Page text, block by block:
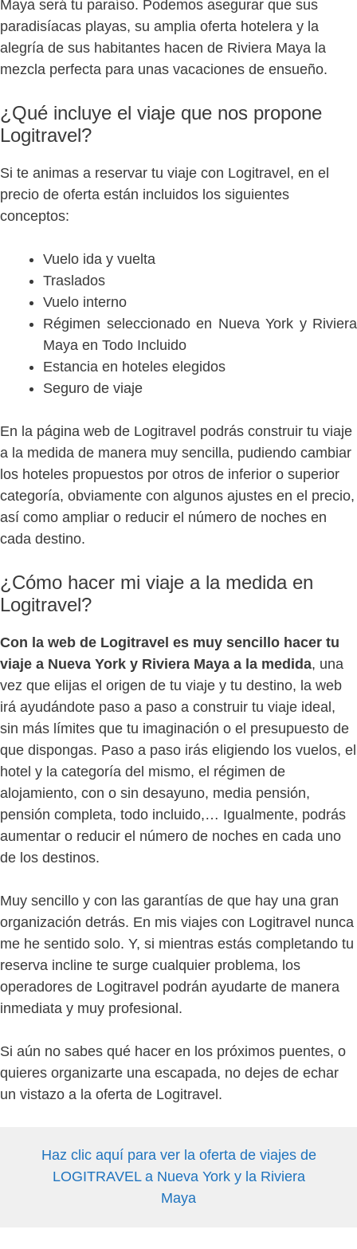
Maya será tu paraíso. Podemos asegurar que sus
paradisíacas playas, su amplia oferta hotelera y la
alegría de sus habitantes hacen de Riviera Maya la
mezcla perfecta para unas vacaciones de ensueño.
¿Qué incluye el viaje que nos propone
Logitravel?
Si te animas a reservar tu viaje con Logitravel, en el
precio de oferta están incluidos los siguientes
conceptos:
Vuelo ida y vuelta
Traslados
Vuelo interno
Régimen seleccionado en Nueva York y Riviera
Maya en Todo Incluido
Estancia en hoteles elegidos
Seguro de viaje
En la página web de Logitravel podrás construir tu viaje
a la medida de manera muy sencilla, pudiendo cambiar
los hoteles propuestos por otros de inferior o superior
categoría, obviamente con algunos ajustes en el precio,
así como ampliar o reducir el número de noches en
cada destino.
¿Cómo hacer mi viaje a la medida en
Logitravel?
Con la web de Logitravel es muy sencillo hacer tu
viaje a Nueva York y Riviera Maya a la medida, una
vez que elijas el origen de tu viaje y tu destino, la web
irá ayudándote paso a paso a construir tu viaje ideal,
sin más límites que tu imaginación o el presupuesto de
que dispongas. Paso a paso irás eligiendo los vuelos, el
hotel y la categoría del mismo, el régimen de
alojamiento, con o sin desayuno, media pensión,
pensión completa, todo incluido,… Igualmente, podrás
aumentar o reducir el número de noches en cada uno
de los destinos.
Muy sencillo y con las garantías de que hay una gran
organización detrás. En mis viajes con Logitravel nunca
me he sentido solo. Y, si mientras estás completando tu
reserva incline te surge cualquier problema, los
operadores de Logitravel podrán ayudarte de manera
inmediata y muy profesional.
Si aún no sabes qué hacer en los próximos puentes, o
quieres organizarte una escapada, no dejes de echar
un vistazo a la oferta de Logitravel.
Haz clic aquí para ver la oferta de viajes de
LOGITRAVEL a Nueva York y la Riviera
Maya